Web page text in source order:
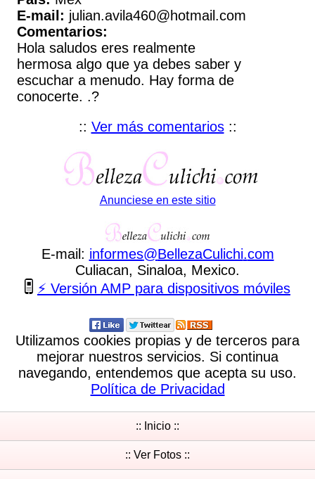
E-mail: julian.avila460@hotmail.com
Comentarios:
Hola saludos eres realmente
hermosa algo que ya debes saber y
escuchar a menudo. Hay forma de
conocerte. .?
:: Ver más comentarios::
Anunciese en este sitio
E-mail: informes@BellezaCulichi.com
Culiacan, Sinaloa, Mexico.
⚡ Versión AMP para dispositivos móviles
Utilizamos cookies propias y de terceros para
mejorar nuestros servicios. Si continua
navegando, entendemos que acepta su uso.
Política de Privacidad
:: Inicio ::
:: Ver Fotos ::